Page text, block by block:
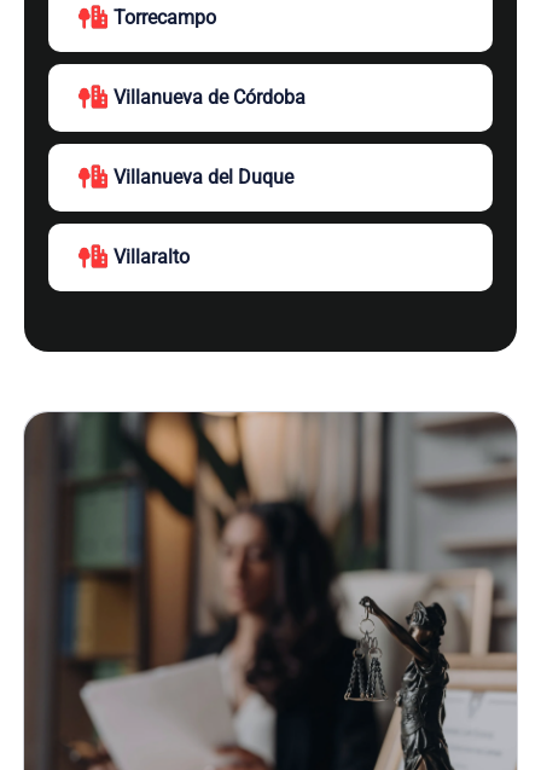
Torrecampo
Villanueva de Córdoba
Villanueva del Duque
Villaralto